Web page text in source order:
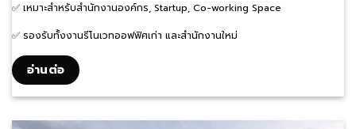
✅ เหมาะสำหรับสำนักงานองค์กร, Startup, Co-working Space
✅ รองรับทั้งงานรีโนเวทออฟฟิศเก่า และสำนักงานใหม่
อ่านต่อ